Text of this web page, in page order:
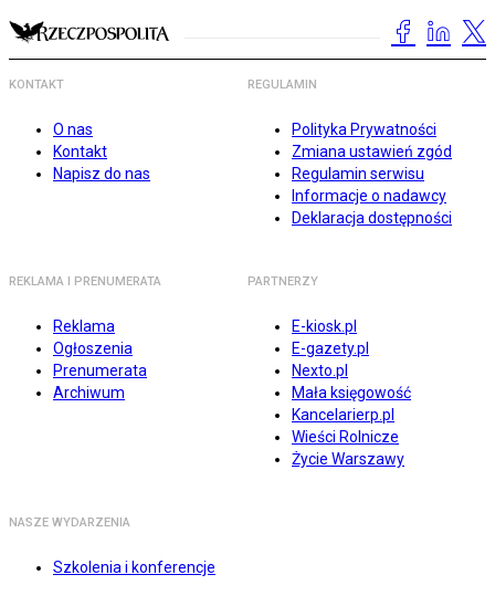
KONTAKT
O nas
Kontakt
Napisz do nas
REGULAMIN
Polityka Prywatności
Zmiana ustawień zgód
Regulamin serwisu
Informacje o nadawcy
Deklaracja dostępności
REKLAMA I PRENUMERATA
Reklama
Ogłoszenia
Prenumerata
Archiwum
PARTNERZY
E-kiosk.pl
E-gazety.pl
Nexto.pl
Mała księgowość
Kancelarierp.pl
Wieści Rolnicze
Życie Warszawy
NASZE WYDARZENIA
Szkolenia i konferencje